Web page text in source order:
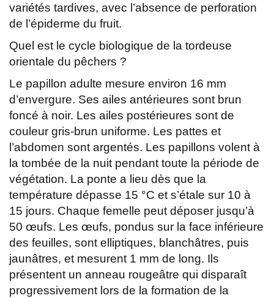
variétés tardives, avec l’absence de perforation
de l’épiderme du fruit.
Quel est le cycle biologique de la tordeuse
orientale du pêchers ?
Le papillon adulte mesure environ 16 mm
d’envergure. Ses ailes antérieures sont brun
foncé à noir. Les ailes postérieures sont de
couleur gris-brun uniforme. Les pattes et
l’abdomen sont argentés. Les papillons volent à
la tombée de la nuit pendant toute la période de
végétation. La ponte a lieu dès que la
température dépasse 15 °C et s’étale sur 10 à
15 jours. Chaque femelle peut déposer jusqu’à
50 œufs. Les œufs, pondus sur la face inférieure
des feuilles, sont elliptiques, blanchâtres, puis
jaunâtres, et mesurent 1 mm de long. Ils
présentent un anneau rougeâtre qui disparaît
progressivement lors de la formation de la